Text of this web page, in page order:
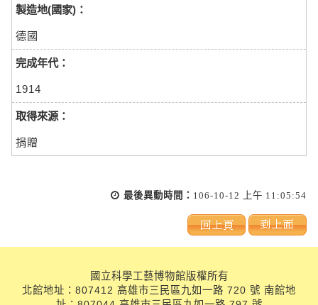
製造地(國家)：
德國
完成年代：
1914
取得來源：
捐贈
最後異動時間： 106-10-12 上午 11:05:54
國立科學工藝博物館版權所有
北館地址：807412 高雄市三民區九如一路 720 號 南館地